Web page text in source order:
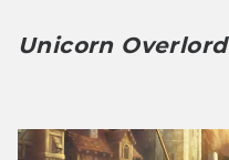
Unicorn Overlord